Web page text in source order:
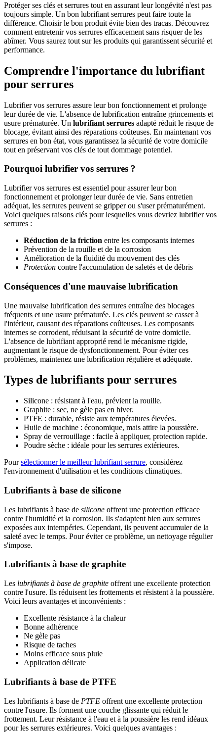
Protéger ses clés et serrures tout en assurant leur longévité n'est pas
toujours simple. Un bon lubrifiant serrures peut faire toute la
différence. Choisir le bon produit évite bien des tracas. Découvrez
comment entretenir vos serrures efficacement sans risquer de les
abîmer. Vous saurez tout sur les produits qui garantissent sécurité et
performance.
Comprendre l'importance du lubrifiant
pour serrures
Lubrifier vos serrures assure leur bon fonctionnement et prolonge
leur durée de vie. L'absence de lubrification entraîne grincements et
usure prématurée. Un lubrifiant serrures adapté réduit le risque de
blocage, évitant ainsi des réparations coûteuses. En maintenant vos
serrures en bon état, vous garantissez la sécurité de votre domicile
tout en préservant vos clés de tout dommage potentiel.
Pourquoi lubrifier vos serrures ?
Lubrifier vos serrures est essentiel pour assurer leur bon
fonctionnement et prolonger leur durée de vie. Sans entretien
adéquat, les serrures peuvent se gripper ou s'user prématurément.
Voici quelques raisons clés pour lesquelles vous devriez lubrifier vos
serrures :
Réduction de la friction entre les composants internes
Prévention de la rouille et de la corrosion
Amélioration de la fluidité du mouvement des clés
Protection contre l'accumulation de saletés et de débris
Conséquences d'une mauvaise lubrification
Une mauvaise lubrification des serrures entraîne des blocages
fréquents et une usure prématurée. Les clés peuvent se casser à
l'intérieur, causant des réparations coûteuses. Les composants
internes se corrodent, réduisant la sécurité de votre domicile.
L'absence de lubrifiant approprié rend le mécanisme rigide,
augmentant le risque de dysfonctionnement. Pour éviter ces
problèmes, maintenez une lubrification régulière et adéquate.
Types de lubrifiants pour serrures
Silicone : résistant à l'eau, prévient la rouille.
Graphite : sec, ne gèle pas en hiver.
PTFE : durable, résiste aux températures élevées.
Huile de machine : économique, mais attire la poussière.
Spray de verrouillage : facile à appliquer, protection rapide.
Poudre sèche : idéale pour les serrures extérieures.
Poursélectionner le meilleur lubrifiant serrure, considérez
l'environnement d'utilisation et les conditions climatiques.
Lubrifiants à base de silicone
Les lubrifiants à base de silicone offrent une protection efficace
contre l'humidité et la corrosion. Ils s'adaptent bien aux serrures
exposées aux intempéries. Cependant, ils peuvent accumuler de la
saleté avec le temps. Pour éviter ce problème, un nettoyage régulier
s'impose.
Lubrifiants à base de graphite
Les lubrifiants à base de graphite offrent une excellente protection
contre l'usure. Ils réduisent les frottements et résistent à la poussière.
Voici leurs avantages et inconvénients :
Excellente résistance à la chaleur
Bonne adhérence
Ne gèle pas
Risque de taches
Moins efficace sous pluie
Application délicate
Lubrifiants à base de PTFE
Les lubrifiants à base de PTFE offrent une excellente protection
contre l'usure. Ils forment une couche glissante qui réduit le
frottement. Leur résistance à l'eau et à la poussière les rend idéaux
pour les serrures extérieures. Voici quelques avantages :